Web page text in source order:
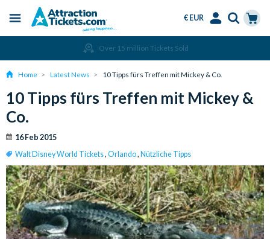
content
Menu
€ EUR
Over 15 million Tickets Sold
Home Latest News 10 Tipps fürs Treffen mit Mickey & Co.
10 Tipps fürs Treffen mit Mickey &
Co.
16 Feb 2015
Walt Disney World Tickets, Orlando, Nützliche Tipps